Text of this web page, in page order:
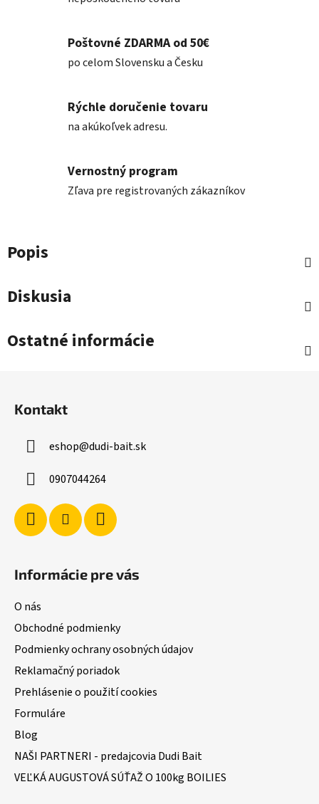
Poštovné ZDARMA od 50€
po celom Slovensku a Česku
Rýchle doručenie tovaru
na akúkoľvek adresu.
Vernostný program
Zľava pre registrovaných zákazníkov
Popis
Diskusia
Ostatné informácie
Kontakt
eshop@dudi-bait.sk
0907044264
Informácie pre vás
O nás
Obchodné podmienky
Podmienky ochrany osobných údajov
Reklamačný poriadok
Prehlásenie o použití cookies
Formuláre
Blog
NAŠI PARTNERI - predajcovia Dudi Bait
VEĽKÁ AUGUSTOVÁ SÚŤAŽ O 100kg BOILIES